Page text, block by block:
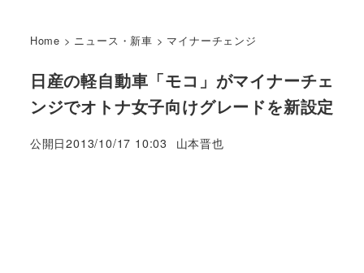
Home > ニュース・新車 > マイナーチェンジ
日産の軽自動車「モコ」がマイナーチェ
ンジでオトナ女子向けグレードを新設定
公開日2013/10/17 10:03
著
山本晋也